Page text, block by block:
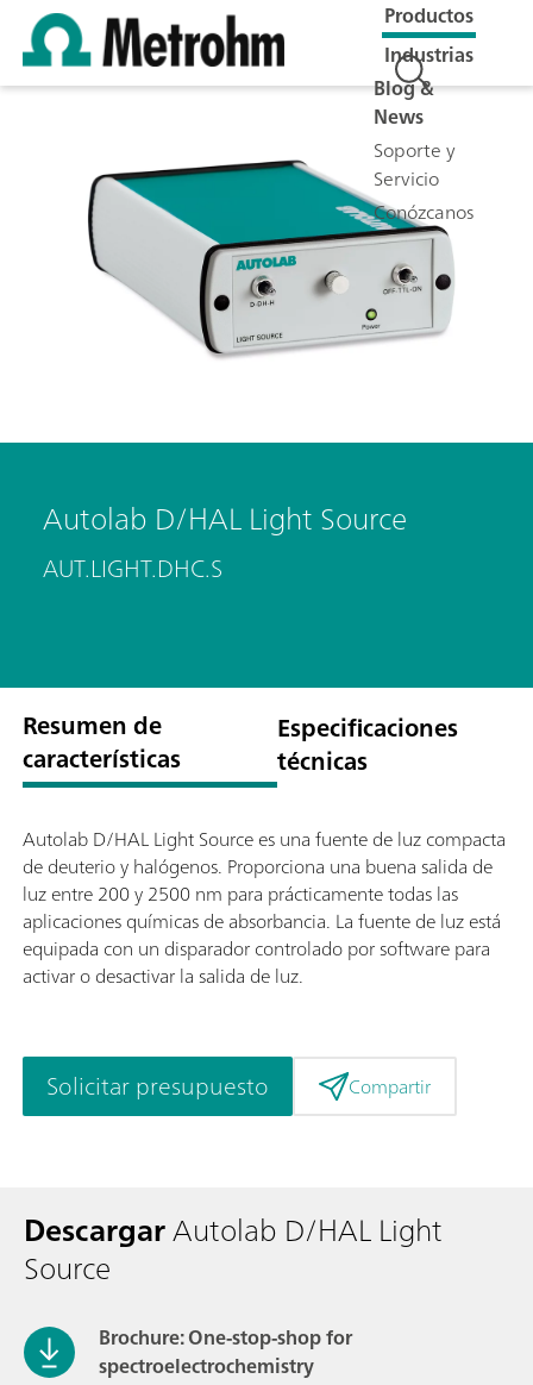
Productos
Industrias
Blog &
News
Soporte y
Servicio
Conózcanos
Autolab D/HAL Light Source
AUT.LIGHT.DHC.S
Resumen de
características
Especificaciones
técnicas
Autolab D/HAL Light Source es una fuente de luz compacta
de deuterio y halógenos. Proporciona una buena salida de
luz entre 200 y 2500 nm para prácticamente todas las
aplicaciones químicas de absorbancia. La fuente de luz está
equipada con un disparador controlado por software para
activar o desactivar la salida de luz.
Solicitar presupuesto Compartir
DescargarAutolab D/HAL Light
Source
Brochure: One-stop-shop for
spectroelectrochemistry